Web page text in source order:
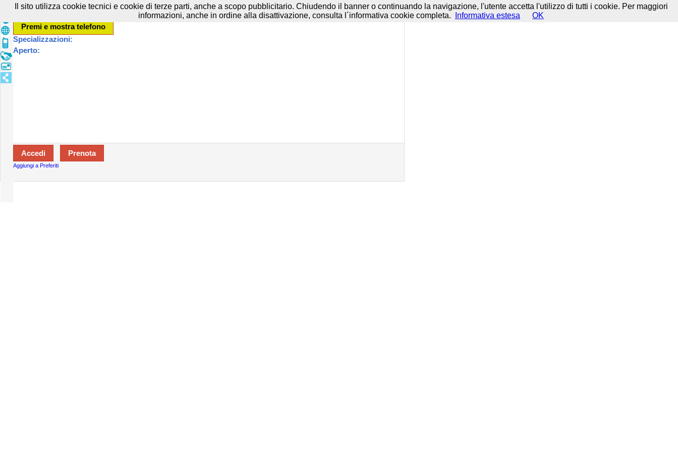
Prenota in tutta sicurezza con HTTPS All rights reserved. Privacy e Cookie-Disclaimer-Termini d'uso
Specializzazioni:
Aperto:
Aggiungi a Preferiti
Il sito utilizza cookie tecnici e cookie di terze parti, anche a scopo pubblicitario. Chiudendo il banner o continuando la navigazione, l'utente accetta l'utilizzo di tutti i cookie. Per maggiori
informazioni, anche in ordine alla disattivazione, consulta l´informativa cookie completa.
Informativa estesa OK